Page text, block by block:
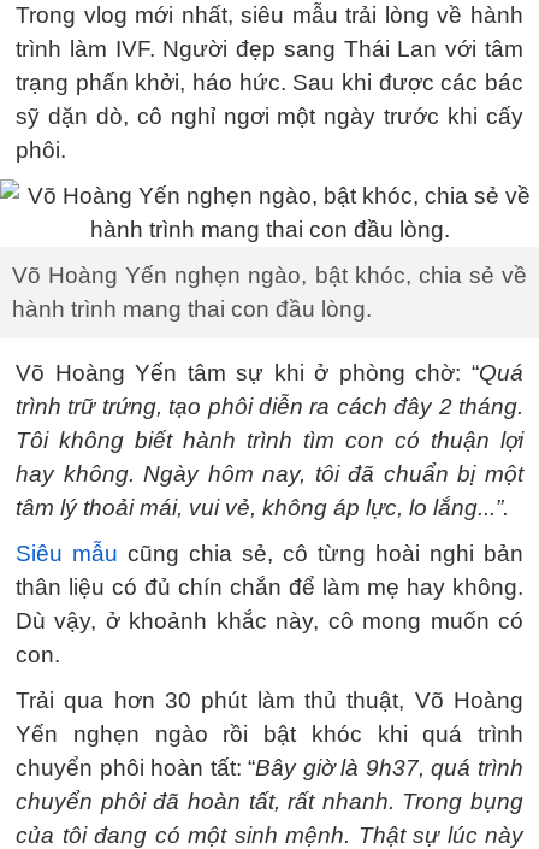
Trong vlog mới nhất, siêu mẫu trải lòng về hành
trình làm IVF. Người đẹp sang Thái Lan với tâm
trạng phấn khởi, háo hức. Sau khi được các bác
sỹ dặn dò, cô nghỉ ngơi một ngày trước khi cấy
phôi.
Võ Hoàng Yến nghẹn ngào, bật khóc, chia sẻ về
hành trình mang thai con đầu lòng.
Võ Hoàng Yến tâm sự khi ở phòng chờ: “Quá
trình trữ trứng, tạo phôi diễn ra cách đây 2 tháng.
Tôi không biết hành trình tìm con có thuận lợi
hay không. Ngày hôm nay, tôi đã chuẩn bị một
tâm lý thoải mái, vui vẻ, không áp lực, lo lắng...”.
Siêu mẫu cũng chia sẻ, cô từng hoài nghi bản
thân liệu có đủ chín chắn để làm mẹ hay không.
Dù vậy, ở khoảnh khắc này, cô mong muốn có
con.
Trải qua hơn 30 phút làm thủ thuật, Võ Hoàng
Yến nghẹn ngào rồi bật khóc khi quá trình
chuyển phôi hoàn tất: “Bây giờ là 9h37, quá trình
chuyển phôi đã hoàn tất, rất nhanh. Trong bụng
của tôi đang có một sinh mệnh. Thật sự lúc này